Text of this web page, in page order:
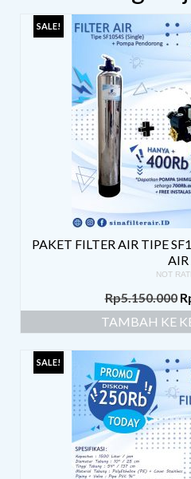
SALE!
PAKET FILTER AIR TIPE
AIR
NOT
Rp5.150.000
TAMBAH KE
SALE!